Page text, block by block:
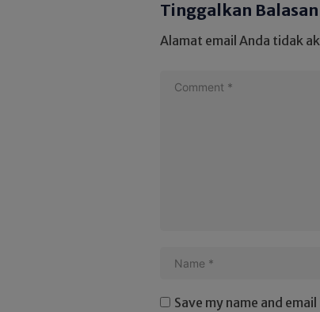
Tinggalkan Balasan
Alamat email Anda tidak
Save my name and